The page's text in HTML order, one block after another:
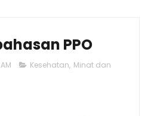
PPO
Kesehatan, Minat dan